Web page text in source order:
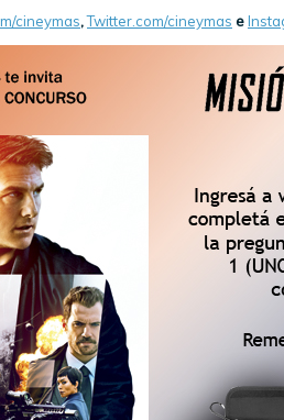
cineymas,Twitter.com/cineymas e